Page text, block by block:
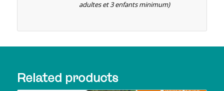
adultes et 3 enfants minimum)
Related products